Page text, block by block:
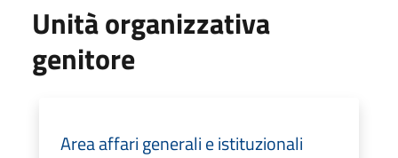
Unità organizzativa
genitore
Area affari generali e istituzionali